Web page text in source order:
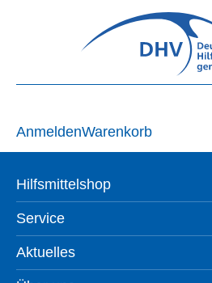
AnmeldenWarenkorb
Hilfsmittelshop
Service
Aktuelles